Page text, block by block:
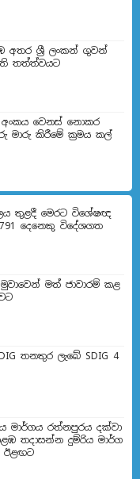
අතර ශ්‍රී ලංකන් ගුවන්
තත්ත්වයට
අංකය වෙනස් නොකර
මාරු කිරීමේ ක්‍රමය කල්
තුළදී මෙරට විශේෂඥ
දෙනෙකු විදේශගත
මත් ජාවාරම් කළ
තනතුර ලැබේ SDIG 4
මාර්ගය රත්නපුරය දක්වා
තදාසන්න දුම්රිය මාර්ග
ඊළඟ​ට